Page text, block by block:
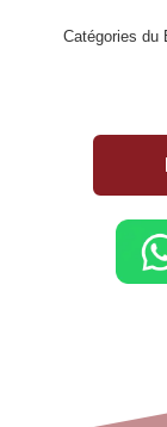
Catégories du